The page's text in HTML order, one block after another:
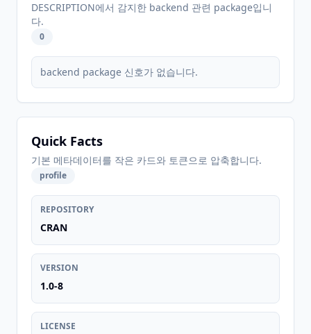
DESCRIPTION에서 감지한 backend 관련 package입니
다.
0
backend package 신호가 없습니다.
Quick Facts
기본 메타데이터를 작은 카드와 토큰으로 압축합니다.
profile
REPOSITORY
CRAN
VERSION
1.0-8
LICENSE